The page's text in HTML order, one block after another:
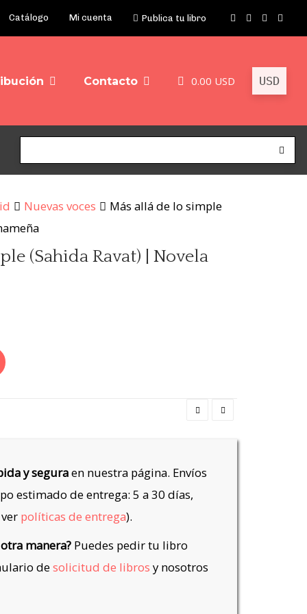
Catálogo Mi cuenta Publica tu libro
Contacto 0.00 USD
Nuevas voces
Más allá de lo simple
(Sahida Ravat) | Novela
y seguraen nuestra página. Envíos
estimado de entrega: 5 a 30 días,
políticas de entrega).
manera?Puedes pedir tu libro
desolicitud de libros y nosotros